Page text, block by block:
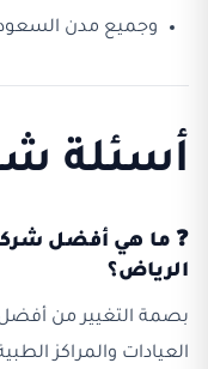
وجميع مدن
أسئلة
❓ ما هي أفضل شركة
الرياض؟
بصمة التغيير من
العيادات والمراكز